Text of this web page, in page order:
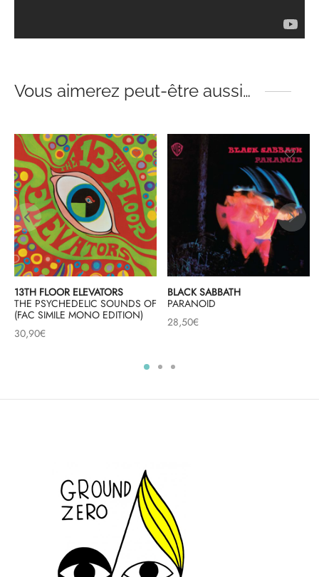
Vous aimerez peut-être aussi…
13TH FLOOR ELEVATORS
THE PSYCHEDELIC SOUNDS OF
(FAC SIMILE MONO EDITION)
30,90€
BLACK SABBATH
PARANOID
28,50€